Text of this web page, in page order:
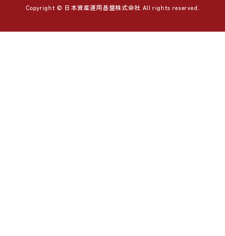
Copyright © 日本資産運用基盤株式会社 All rights reserved.